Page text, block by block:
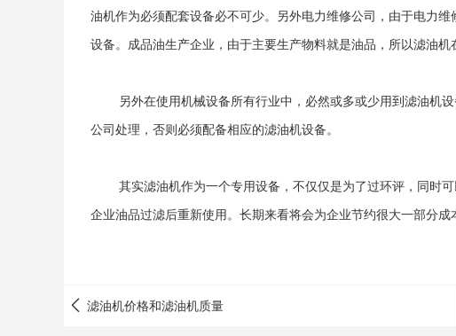
油机作为必须配套设备必不可少。另外电力维修公司，由于电力
设备。成品油生产企业，由于主要生产物料就是油品，所以滤油机
另外在使用机械设备所有行业中，必然或多或少用到滤油机设
公司处理，否则必须配备相应的滤油机设备。
其实滤油机作为一个专用设备，不仅仅是为了过环评，同时可
企业油品过滤后重新使用。长期来看将会为企业节约很大一部分成
滤油机价格和滤油机质量